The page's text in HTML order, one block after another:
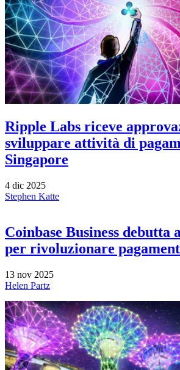
Ripple Labs riceve
sviluppare attività di
Singapore
4 dic 2025
Stephen Katte
Coinbase Business debutta
per rivoluzionare
13 nov 2025
Helen Partz